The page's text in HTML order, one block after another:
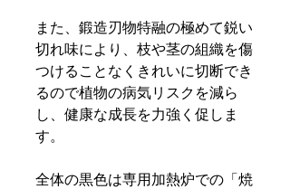
また、鍛造刃物特融の極めて鋭い
切れ味により、枝や茎の組織を傷
つけることなくきれいに切断でき
るので植物の病気リスクを減ら
し、健康な成長を力強く促しま
す。
全体の黒色は専用加熱炉での「焼